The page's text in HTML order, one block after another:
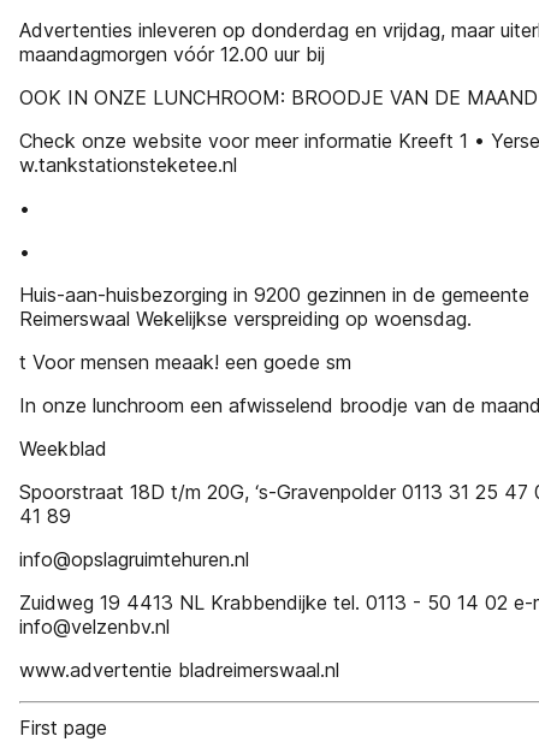
Advertenties inleveren op donderdag en vrijdag, maar
maandagmorgen vóór 12.00 uur bij
OOK IN ONZE LUNCHROOM: BROODJE VAN DE MAAND
Check onze website voor meer informatie Kreeft 1 •
w.tankstationsteketee.nl
•
•
Huis-aan-huisbezorging in 9200 gezinnen in de gemeente
Reimerswaal Wekelijkse verspreiding op woensdag.
t Voor mensen meaak! een goede sm
In onze lunchroom een afwisselend broodje van de
Weekblad
Spoorstraat 18D t/m 20G, ‘s-Gravenpolder 0113 31 25 47
41 89
info@opslagruimtehuren.nl
Zuidweg 19 4413 NL Krabbendijke tel. 0113 - 50 14 02 e-
info@velzenbv.nl
www.advertentie bladreimerswaal.nl
First page